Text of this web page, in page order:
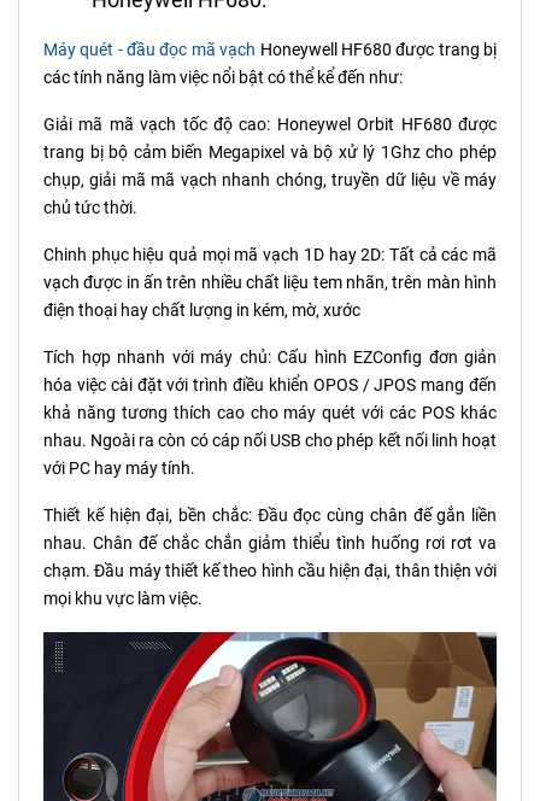
Máy quét - đầu đọc mã vạch Honeywell HF680 được trang bị
các tính năng làm việc nổi bật có thể kể đến như:
Giải mã mã vạch tốc độ cao: Honeywel Orbit HF680 được
trang bị bộ cảm biến Megapixel và bộ xử lý 1Ghz cho phép
chụp, giải mã mã vạch nhanh chóng, truyền dữ liệu về máy
chủ tức thời.
Chinh phục hiệu quả mọi mã vạch 1D hay 2D: Tất cả các mã
vạch được in ấn trên nhiều chất liệu tem nhãn, trên màn hình
điện thoại hay chất lượng in kém, mờ, xước
Tích hợp nhanh với máy chủ: Cấu hình EZConfig đơn giản
hóa việc cài đặt với trình điều khiển OPOS / JPOS mang đến
khả năng tương thích cao cho máy quét với các POS khác
nhau. Ngoài ra còn có cáp nối USB cho phép kết nối linh hoạt
với PC hay máy tính.
Thiết kế hiện đại, bền chắc: Đầu đọc cùng chân đế gắn liền
nhau. Chân đế chắc chắn giảm thiểu tình huống rơi rơt va
chạm. Đầu máy thiết kế theo hình cầu hiện đại, thân thiện với
mọi khu vực làm việc.